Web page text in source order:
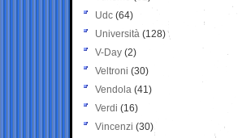
Udc (64)
Università (128)
V-Day (2)
Veltroni (30)
Vendola (41)
Verdi (16)
Vincenzi (30)